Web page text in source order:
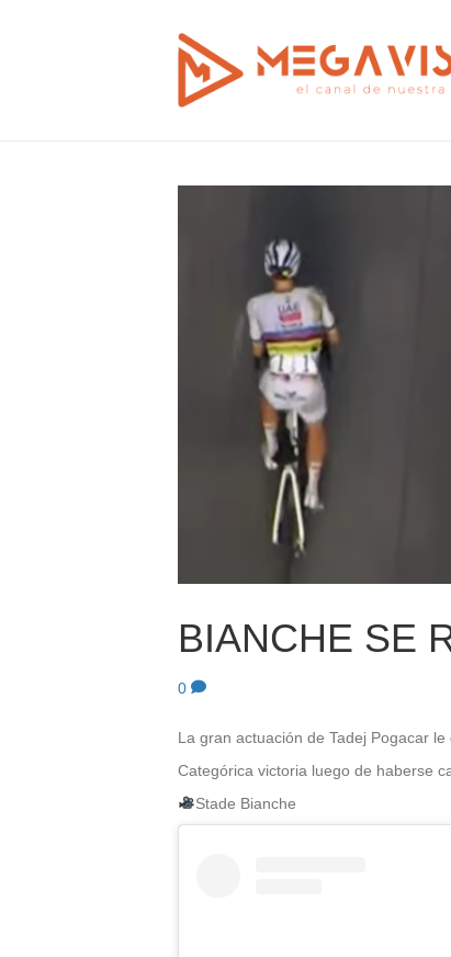
BIANCHE SE
0
La gran actuación de Tadej Pogacar
Categórica victoria luego de haberse
Stade Bianche